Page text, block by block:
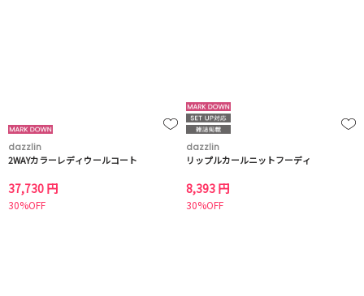
dazzlin
2WAYカラーレディウールコート
37,730 円
30%OFF
dazzlin
リップルカールニットフーディ
8,393 円
30%OFF